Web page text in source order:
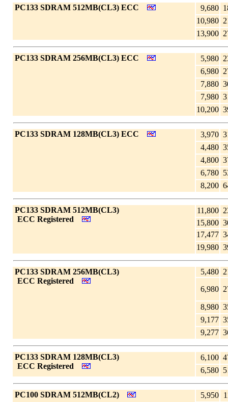
PC133 SDRAM 512MB(CL3) ECC 9,680
10,980
13,900
PC133 SDRAM 256MB(CL3) ECC 5,980
6,980
7,880
7,980
10,200
PC133 SDRAM 128MB(CL3) ECC 3,970
4,480
4,800
6,780
8,200
PC133 SDRAM 512MB(CL3)
ECC Registered
11,800
15,800
17,477
19,980
PC133 SDRAM 256MB(CL3)
ECC Registered
5,480
6,980
8,980
9,177
9,277
PC133 SDRAM 128MB(CL3)
ECC Registered
6,100
6,580
PC100 SDRAM 512MB(CL2) 5,950